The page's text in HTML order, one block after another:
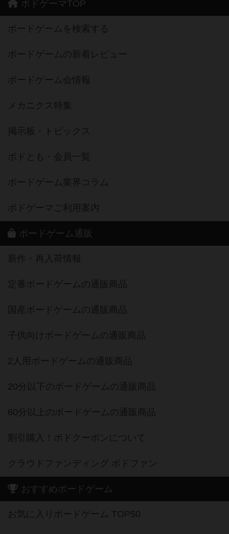
ボドゲーマTOP
ボードゲームを検索する
ボードゲームの新着レビュー
ボードゲーム会情報
メカニクス特集
掲示板・トピックス
ボドとも・会員一覧
ボードゲーム業界コラム
ボドゲーマご利用案内
ボードゲーム通販
新作・再入荷情報
定番ボードゲームの通販商品
国産ボードゲームの通販商品
子供向けボードゲームの通販商品
2人用ボードゲームの通販商品
20分以下のボードゲームの通販商品
60分以上のボードゲームの通販商品
割引購入！ボドクーポンについて
クラウドファンディング ボドファン
おすすめボードゲーム
お気に入りボードゲーム TOP50